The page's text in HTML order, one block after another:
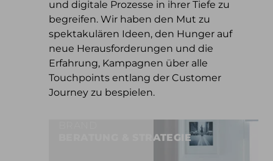
und digitale Prozesse in ihrer Tiefe zu
begreifen. Wir haben den Mut zu
spektakulären Ideen, den Hunger auf
neue Herausforderungen und die
Erfahrung, Kampagnen über alle
Touchpoints entlang der Customer
Journey zu bespielen.
BERATUNG & STRATEGIE